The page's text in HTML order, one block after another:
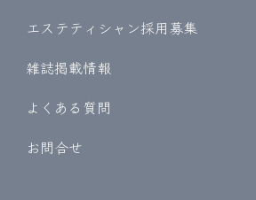
エステティシャン採用募集
雑誌掲載情報
よくある質問
お問合せ